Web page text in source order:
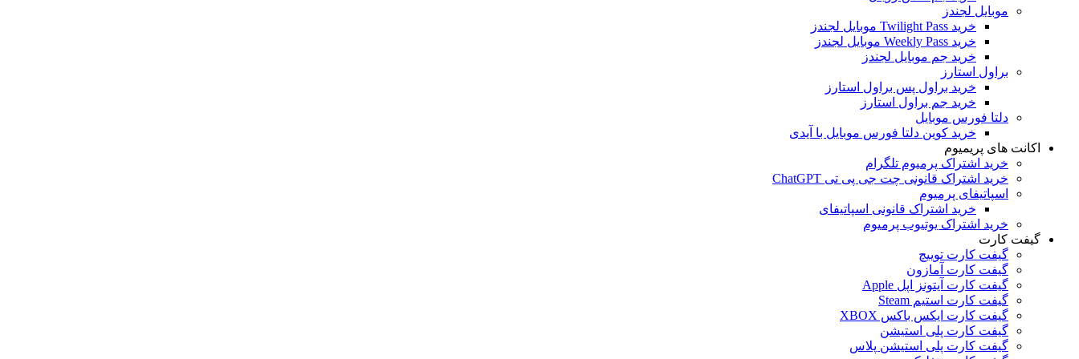
موبایل لجندز
خرید Twilight Pass موبایل لجندز
خرید Weekly Pass موبایل لجندز
خرید جم موبایل لجندز
براول استارز
خرید براول پس براول استارز
خرید جم براول استارز
دلتا فورس موبایل
خرید کوین دلتا فورس موبایل با آیدی
اکانت های پریمیوم
خرید اشتراک پرمیوم تلگرام
خرید اشتراک قانونی چت جی پی تی ChatGPT
اسپاتیفای پرمیوم
خرید اشتراک قانونی اسپاتیفای
خرید اشتراک یوتیوب پرمیوم
گیفت کارت
گیفت کارت توییچ
گیفت کارت آمازون
گیفت کارت آیتونز اپل Apple
گیفت کارت استیم Steam
گیفت کارت ایکس باکس XBOX
گیفت کارت پلی استیشن
گیفت کارت پلی استیشن پلاس